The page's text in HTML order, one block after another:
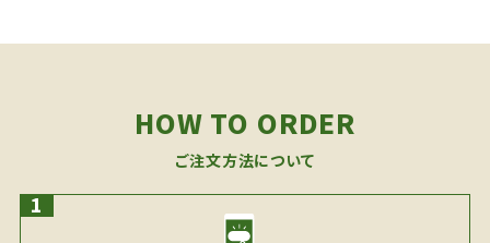
HOW TO ORDER
ご注文方法について